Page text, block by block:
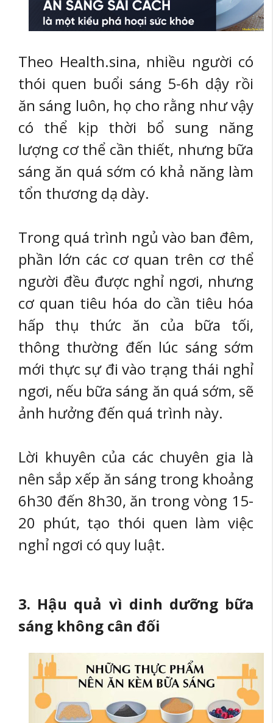
Theo Health.sina, nhiều người có
thói quen buổi sáng 5-6h dậy rồi
ăn sáng luôn, họ cho rằng như vậy
có thể kịp thời bổ sung năng
lượng cơ thể cần thiết, nhưng bữa
sáng ăn quá sớm có khả năng làm
tổn thương dạ dày.
Trong quá trình ngủ vào ban đêm,
phần lớn các cơ quan trên cơ thể
người đều được nghỉ ngơi, nhưng
cơ quan tiêu hóa do cần tiêu hóa
hấp thụ thức ăn của bữa tối,
thông thường đến lúc sáng sớm
mới thực sự đi vào trạng thái nghỉ
ngơi, nếu bữa sáng ăn quá sớm, sẽ
ảnh hưởng đến quá trình này.
Lời khuyên của các chuyên gia là
nên sắp xếp ăn sáng trong khoảng
6h30 đến 8h30, ăn trong vòng 15-
20 phút, tạo thói quen làm việc
nghỉ ngơi có quy luật.
3. Hậu quả vì dinh dưỡng bữa
sáng không cân đối